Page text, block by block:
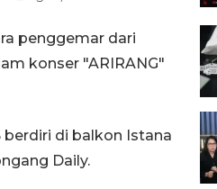
penggemar dari
konser "ARIRANG"
berdiri di balkon Istana
Daily.